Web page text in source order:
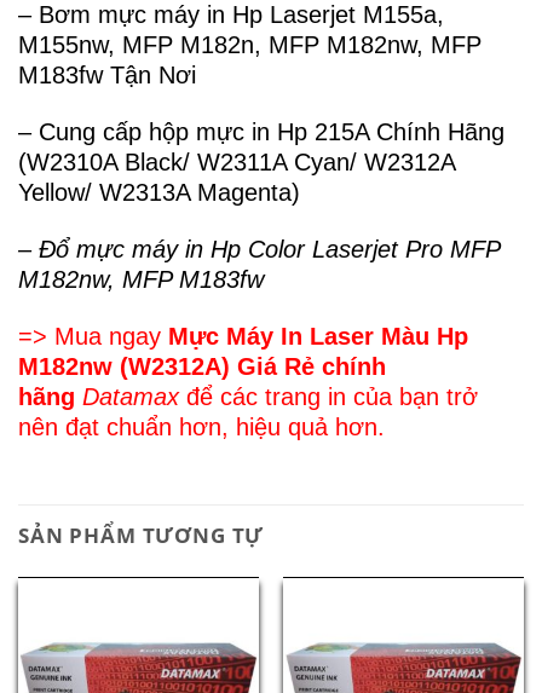
– Bơm mực máy in Hp Laserjet M155a,
M155nw, MFP M182n, MFP M182nw, MFP
M183fw Tận Nơi
– Cung cấp hộp mực in Hp 215A Chính Hãng
(W2310A Black/ W2311A Cyan/ W2312A
Yellow/ W2313A Magenta)
– Đổ mực máy in Hp Color Laserjet Pro MFP
M182nw, MFP M183fw
=> Mua ngay Mực Máy In Laser Màu Hp
M182nw (W2312A) Giá Rẻ chính
hãng Datamax để các trang in của bạn trở
nên đạt chuẩn hơn, hiệu quả hơn.
SẢN PHẨM TƯƠNG TỰ